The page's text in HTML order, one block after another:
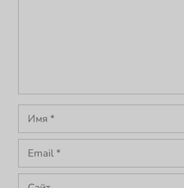
Имя
Email
Сайт